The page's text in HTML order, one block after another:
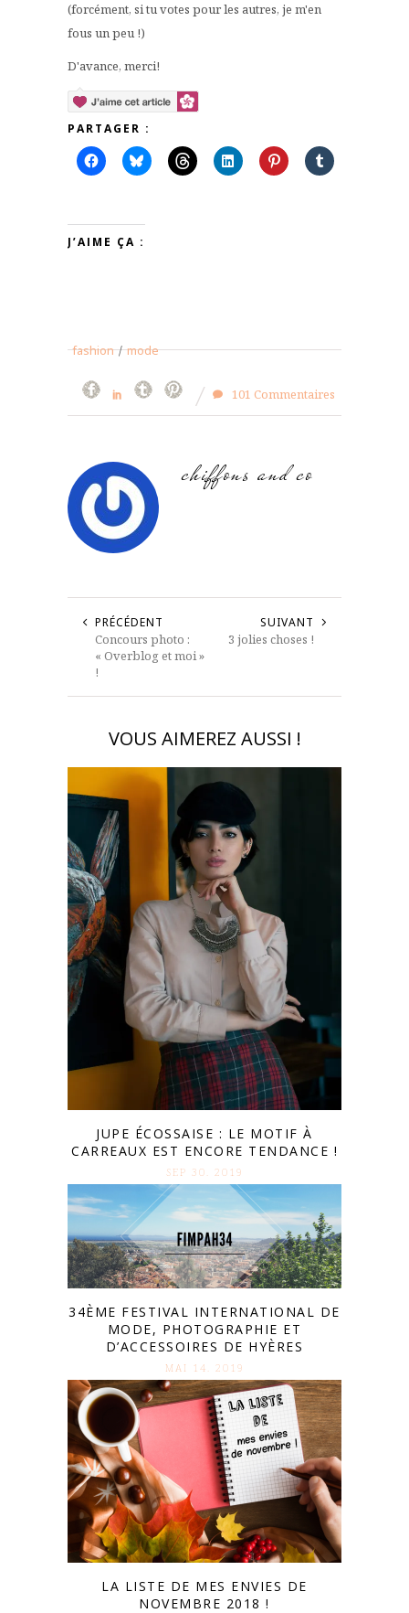
(forcément, si tu votes pour les autres, je m'en
fous un peu !)
D'avance, merci!
PARTAGER :
J’AIME ÇA :
fashion / mode
101 Commentaires
chiffons and co
PRÉCÉDENT
Concours photo :
« Overblog et moi »
!
SUIVANT
3 jolies choses !
VOUS AIMEREZ AUSSI !
JUPE ÉCOSSAISE : LE MOTIF À
CARREAUX EST ENCORE TENDANCE !
SEP 30. 2019
34ÈME FESTIVAL INTERNATIONAL DE
MODE, PHOTOGRAPHIE ET
D’ACCESSOIRES DE HYÈRES
MAI 14. 2019
LA LISTE DE MES ENVIES DE
NOVEMBRE 2018 !